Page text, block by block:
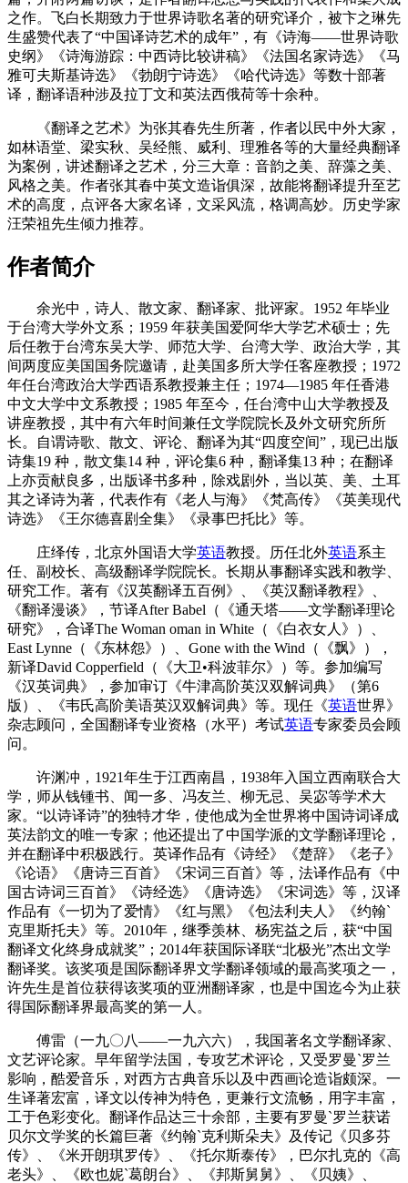
之作。飞白长期致力于世界诗歌名著的研究译介，被卞之琳先
生盛赞代表了“中国译诗艺术的成年”，有《诗海——世界诗歌
史纲》《诗海游踪：中西诗比较讲稿》《法国名家诗选》《马
雅可夫斯基诗选》《勃朗宁诗选》《哈代诗选》等数十部著
译，翻译语种涉及拉丁文和英法西俄荷等十余种。
《翻译之艺术》为张其春先生所著，作者以民中外大家，
如林语堂、梁实秋、吴经熊、威利、理雅各等的大量经典翻译
为案例，讲述翻译之艺术，分三大章：音韵之美、辞藻之美、
风格之美。作者张其春中英文造诣俱深，故能将翻译提升至艺
术的高度，点评各大家名译，文采风流，格调高妙。历史学家
汪荣祖先生倾力推荐。
作者简介
余光中，诗人、散文家、翻译家、批评家。1952 年毕业
于台湾大学外文系；1959 年获美国爱阿华大学艺术硕士；先
后任教于台湾东吴大学、师范大学、台湾大学、政治大学，其
间两度应美国国务院邀请，赴美国多所大学任客座教授；1972
年任台湾政治大学西语系教授兼主任；1974—1985 年任香港
中文大学中文系教授；1985 年至今，任台湾中山大学教授及
讲座教授，其中有六年时间兼任文学院院长及外文研究所所
长。自谓诗歌、散文、评论、翻译为其“四度空间”，现已出版
诗集19 种，散文集14 种，评论集6 种，翻译集13 种；在翻译
上亦贡献良多，出版译书多种，除戏剧外，当以英、美、土耳
其之译诗为著，代表作有《老人与海》《梵高传》《英美现代
诗选》《王尔德喜剧全集》《录事巴托比》等。
庄绎传，北京外国语大学英语教授。历任北外英语系主
任、副校长、高级翻译学院院长。长期从事翻译实践和教学、
研究工作。著有《汉英翻译五百例》、《英汉翻译教程》、
《翻译漫谈》，节译After Babel（《通天塔——文学翻译理论
研究》，合译The Woman oman in White（《白衣女人》）、
East Lynne（《东林怨》）、Gone with the Wind（《飘》），
新译David Copperfield（《大卫•科波菲尔》）等。参加编写
《汉英词典》，参加审订《牛津高阶英汉双解词典》（第6
版）、《韦氏高阶美语英汉双解词典》等。现任《英语世界》
杂志顾问，全国翻译专业资格（水平）考试英语专家委员会顾
问。
许渊冲，1921年生于江西南昌，1938年入国立西南联合大
学，师从钱锺书、闻一多、冯友兰、柳无忌、吴宓等学术大
家。“以诗译诗”的独特才华，使他成为全世界将中国诗词译成
英法韵文的唯一专家；他还提出了中国学派的文学翻译理论，
并在翻译中积极践行。英译作品有《诗经》《楚辞》《老子》
《论语》《唐诗三百首》《宋词三百首》等，法译作品有《中
国古诗词三百首》《诗经选》《唐诗选》《宋词选》等，汉译
作品有《一切为了爱情》《红与黑》《包法利夫人》《约翰`
克里斯托夫》等。2010年，继季羡林、杨宪益之后，获“中国
翻译文化终身成就奖”；2014年获国际译联“北极光”杰出文学
翻译奖。该奖项是国际翻译界文学翻译领域的最高奖项之一，
许先生是首位获得该奖项的亚洲翻译家，也是中国迄今为止获
得国际翻译界最高奖的第一人。
傅雷（一九〇八——一九六六），我国著名文学翻译家、
文艺评论家。早年留学法国，专攻艺术评论，又受罗曼`罗兰
影响，酷爱音乐，对西方古典音乐以及中西画论造诣颇深。一
生译著宏富，译文以传神为特色，更兼行文流畅，用字丰富，
工于色彩变化。翻译作品达三十余部，主要有罗曼`罗兰获诺
贝尔文学奖的长篇巨著《约翰`克利斯朵夫》及传记《贝多芬
传》、《米开朗琪罗传》、《托尔斯泰传》，巴尔扎克的《高
老头》、《欧也妮`葛朗台》、《邦斯舅舅》、《贝姨》、